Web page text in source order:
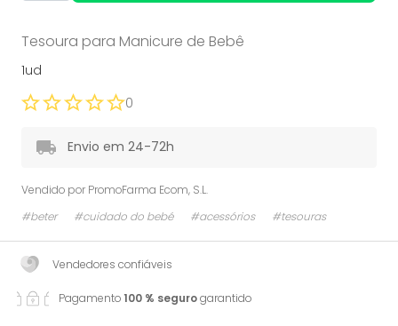
Tesoura para Manicure de Bebê
1ud
0
Envio em 24-72h
Vendido por PromoFarma Ecom, S.L.
#beter
#cuidado do bebé #acessórios #tesouras
Vendedores confiáveis
Pagamento100 % segurogarantido